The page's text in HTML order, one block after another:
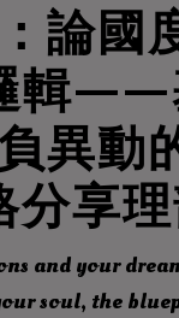
論國
輯——
異動
分享
and your
soul, the